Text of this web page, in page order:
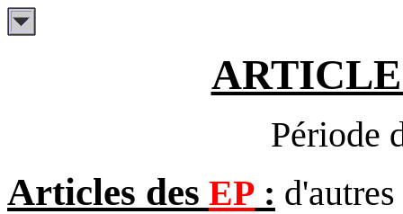
Période
Articles des EP :